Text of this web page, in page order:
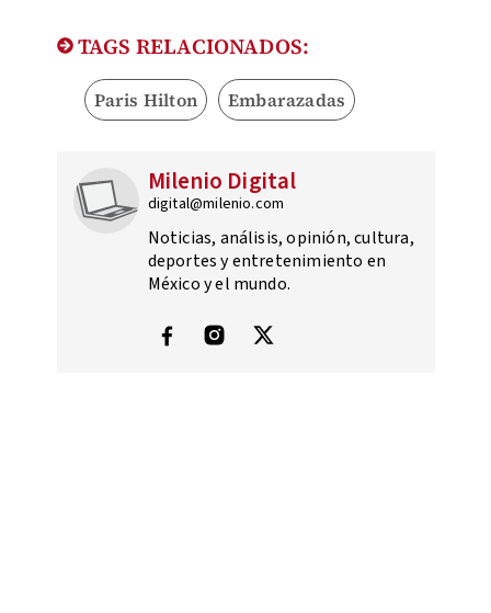
TAGS RELACIONADOS:
Paris Hilton Embarazadas
Milenio Digital
digital@milenio.com
Noticias, análisis, opinión, cultura,
deportes y entretenimiento en
México y el mundo.